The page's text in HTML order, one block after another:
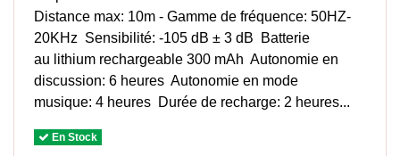
Distance max: 10m - Gamme de fréquence: 50HZ-
20KHz Sensibilité: -105 dB ± 3 dB Batterie
au lithium rechargeable 300 mAh Autonomie en
discussion: 6 heures Autonomie en mode
musique: 4 heures Durée de recharge: 2 heures...
En Stock